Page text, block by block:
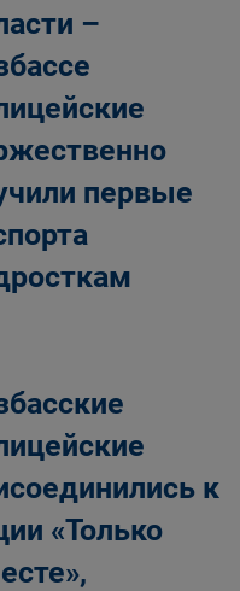
–
первые
к
«Только